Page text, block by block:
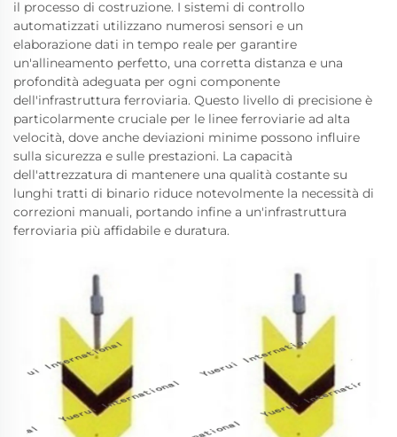
il processo di costruzione. I sistemi di controllo
automatizzati utilizzano numerosi sensori e un
elaborazione dati in tempo reale per garantire
un'allineamento perfetto, una corretta distanza e una
profondità adeguata per ogni componente
dell'infrastruttura ferroviaria. Questo livello di precisione è
particolarmente cruciale per le linee ferroviarie ad alta
velocità, dove anche deviazioni minime possono influire
sulla sicurezza e sulle prestazioni. La capacità
dell'attrezzatura di mantenere una qualità costante su
lunghi tratti di binario riduce notevolmente la necessità di
correzioni manuali, portando infine a un'infrastruttura
ferroviaria più affidabile e duratura.